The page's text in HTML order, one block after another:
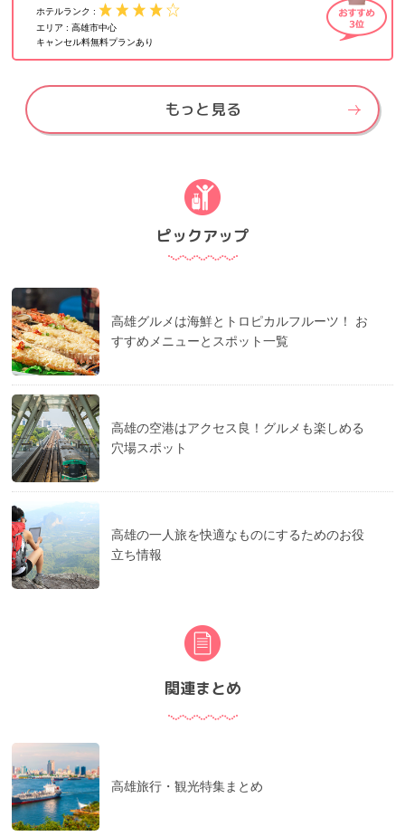
ホテルランク :
エリア :高雄市中心
キャンセル料無料プランあり
もっと見る
ピックアップ
高雄グルメは海鮮とトロピカルフルーツ！ お
すすめメニューとスポット一覧
高雄の空港はアクセス良！グルメも楽しめる
穴場スポット
高雄の一人旅を快適なものにするためのお役
立ち情報
関連まとめ
高雄旅行・観光特集まとめ